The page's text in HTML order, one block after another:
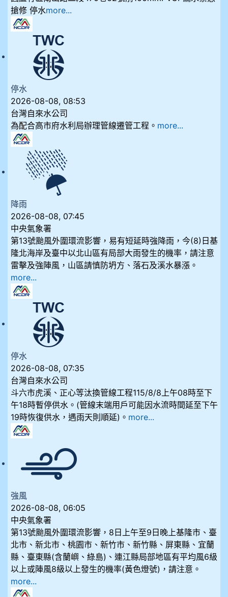
搶修 停水more...
停水
2026-08-08, 08:53
台灣自來水公司
為配合高市府水利局辦理管線遷管工程。 more...
降雨
2026-08-08, 07:45
中央氣象署
第13號颱風外圍環流影響，易有短延時強降雨，今(8)日基
隆北海岸及臺中以北山區有局部大雨發生的機率，請注意
雷擊及強陣風，山區請慎防坍方、落石及溪水暴漲。
more...
停水
2026-08-08, 07:35
台灣自來水公司
斗六市虎溪、正心等汰換管線工程115/8/8上午08時至下
午18時暫停供水。(管線末端用戶可能因水流時間延至下午
19時恢復供水，遇雨天則順延)。 more...
強風
2026-08-08, 06:05
中央氣象署
第13號颱風外圍環流影響，8日上午至9日晚上基隆市、臺
北市、新北市、桃園市、新竹市、新竹縣、屏東縣、宜蘭
縣、臺東縣(含蘭嶼、綠島)、連江縣局部地區有平均風6級
以上或陣風8級以上發生的機率(黃色燈號)，請注意。
more...